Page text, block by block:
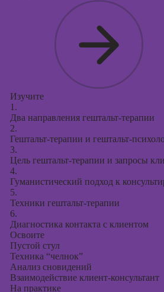
Изучите
1.
Два направления гештальт-терапии
2.
Гештальт-терапии и гештальт-
3.
Цель гештальт-терапии и запросы
4.
Гуманистический подход к
5.
Техники гештальт-терапии
6.
Диагностика контакта с клиентом
Освоите
Пустой стул
Техника “челнок”
Анализ сновидений
Взаимодействие клиент-консультант
На практике